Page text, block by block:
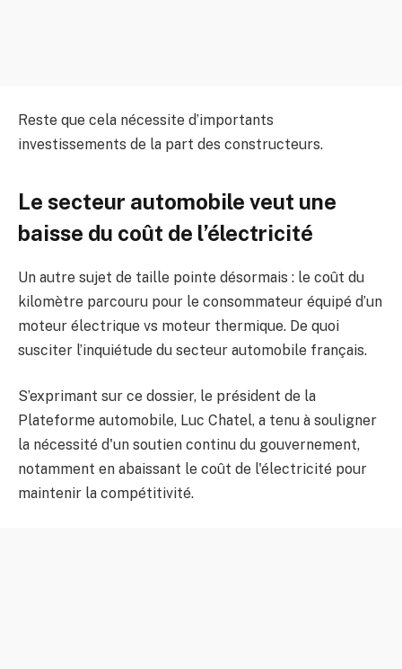
Reste que cela nécessite d’importants
investissements de la part des constructeurs.
Le secteur automobile veut une
baisse du coût de l’électricité
Un autre sujet de taille pointe désormais : le coût du
kilomètre parcouru pour le consommateur équipé d’un
moteur électrique vs moteur thermique. De quoi
susciter l’inquiétude du secteur automobile français.
S’exprimant sur ce dossier, le président de la
Plateforme automobile, Luc Chatel, a tenu à souligner
la nécessité d'un soutien continu du gouvernement,
notamment en abaissant le coût de l'électricité pour
maintenir la compétitivité.